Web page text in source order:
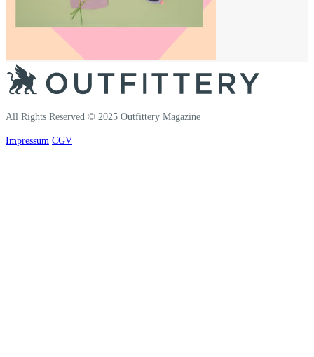
All Rights Reserved © 2025 Outfittery Magazine
Impressum CGV